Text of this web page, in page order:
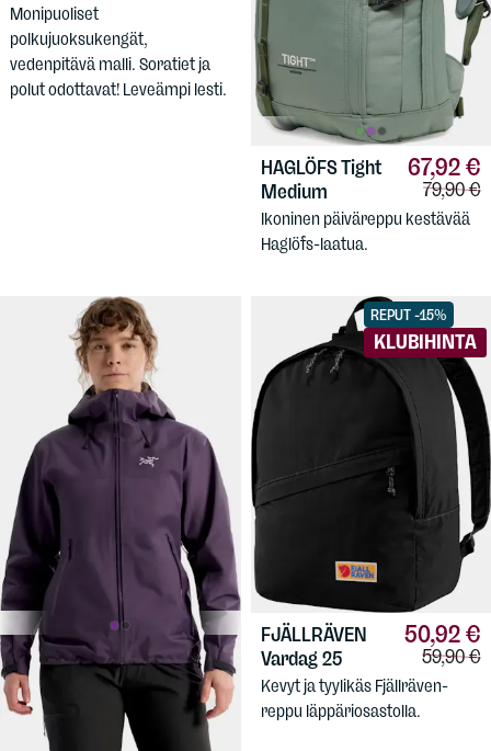
Monipuoliset
polkujuoksukengät,
vedenpitävä malli. Soratiet ja
polut odottavat! Leveämpi lesti.
67,92 €
79,90 €
HAGLÖFSTight
Medium
Ikoninen päiväreppu kestävää
Haglöfs-laatua.
499,90 €
ARC'TERYX
Women's Beta SL Jacket
Kevyt Gore-Tex-takki
aktiiviseen menoon sopivalla C-
REPUT -15%
KLUBIHINTA
50,92 €
59,90 €
FJÄLLRÄVEN
Vardag 25
Kevyt ja tyylikäs Fjällräven-
reppu läppäriosastolla.